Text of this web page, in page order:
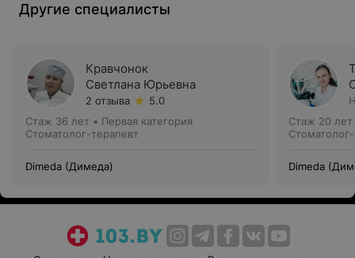
Другие специалисты
Кравчонок
Светлана Юрьевна
2 отзыва
5.0
Стаж 36 лет • Первая категория
Стоматолог-терапевт
Dimeda (Димеда)
Стаж 20 лет
Dimeda